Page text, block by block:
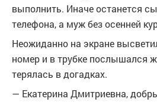
выполнить. Иначе останется
телефона, а муж без осенней
Неожиданно на экране
номер и в трубке послышался
терялась в догадках.
— Екатерина Дмитриевна,